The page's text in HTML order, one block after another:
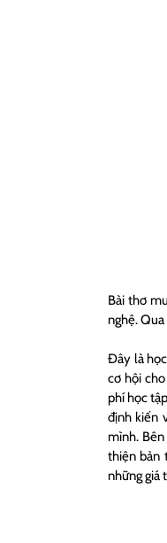
Bài thơ
nghệ.
Đây là
cơ hội
phí học
định kiến
mình.
thiện bản
những giá